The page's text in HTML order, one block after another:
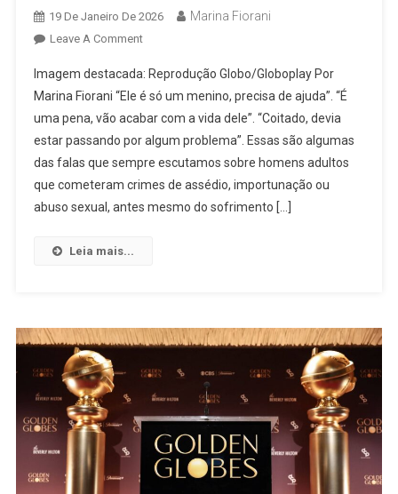
Discussões
19 De Janeiro De 2026 Marina Fiorani
Leave A CommentOn
E
Importunação
Sexual:
Até
Quando
Vamos
De
Imagem destacada: Reprodução Globo/Globoplay Por
Marina Fiorani “Ele é só um menino, precisa de ajuda”. “É
uma pena, vão acabar com a vida dele”. “Coitado, devia
estar passando por algum problema”. Essas são algumas
das falas que sempre escutamos sobre homens adultos
que cometeram crimes de assédio, importunação ou
abuso sexual, antes mesmo do sofrimento […]
Leia mais...